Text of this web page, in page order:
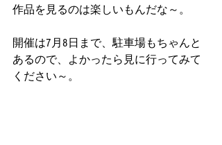
作品を見るのは楽しいもんだな～。
開催は7月8日まで、駐車場もちゃんと
あるので、よかったら見に行ってみて
ください～。